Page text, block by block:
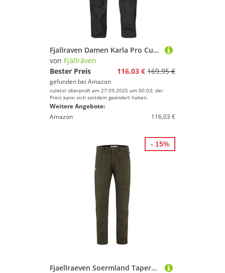
Fjallraven Damen Karla Pro Curved Hose, Dark Grey, 34
von Fjällräven
Bester Preis
116,03 € 169,95 €
gefunden bei Amazon
zuletzt überprüft am 27.09.2025 um 00:03; der
Preis kann sich seitdem geändert haben.
Weitere Angebote:
Amazon
116,03 €
Fjaellraeven Soermland Tapered Trousers Dark Olive
- 15%